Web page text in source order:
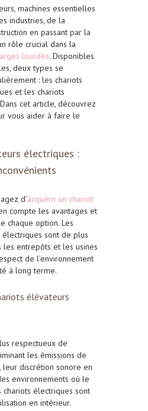
machines essentielles
industries, de la
en passant par la
rôle crucial dans la
lourdes. Disponibles
deux types se
: les chariots
et les chariots
cet article, découvrez
vous aider à faire le
électriques :
d’acquérir un chariot
compte les avantages et
chaque option. Les
sont de plus
les entrepôts et les usines
de l’environnement
à long terme.
élévateurs
respectueux de
les émissions de
leur discrétion sonore en
environnements où le
chariots électriques sont
en intérieur.